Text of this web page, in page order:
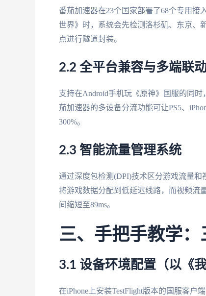
番茄加速器在23个国家部署了68个专用接
世界》时，系统会先检测洛杉矶、东京、
点进行隧道封装。
2.2 全平台兼容与多端联
支持在Android手机玩《原神》国服的同
茄加速器的多设备分流功能可让PS5、
300%。
2.3 智能流量管理系统
通过深度包检测(DPI)技术区分游戏流量
将游戏数据分配到低延迟线路，而视频流
间缩短至89ms。
三、手把手教学
3.1 设备环境配置（以《
在iPhone上安装TestFlight版本的国服客